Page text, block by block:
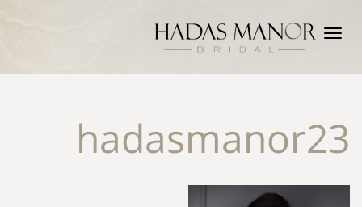
תפריט
hadasmanor23